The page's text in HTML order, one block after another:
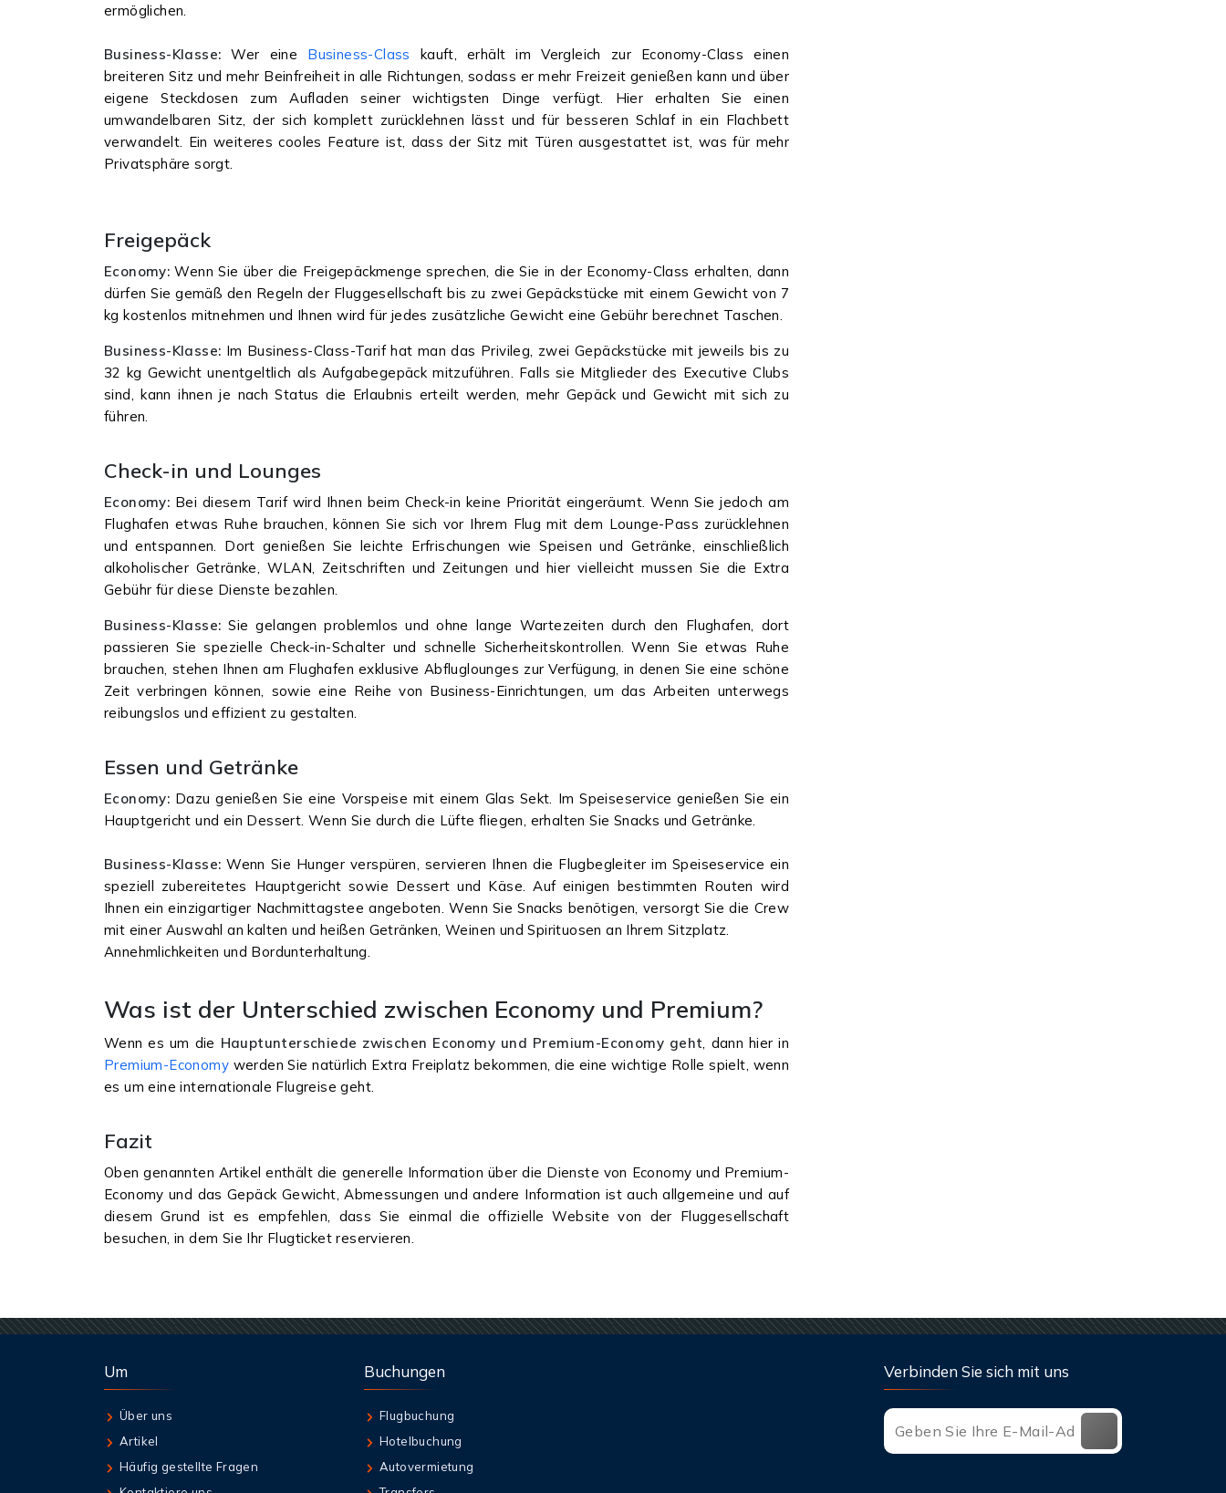
ermöglichen.
Business-Klasse:Wer eine Business-Class kauft, erhält im Vergleich zur Economy-Class einen
breiteren Sitz und mehr Beinfreiheit in alle Richtungen, sodass er mehr Freizeit genießen kann und über
eigene Steckdosen zum Aufladen seiner wichtigsten Dinge verfügt. Hier erhalten Sie einen
umwandelbaren Sitz, der sich komplett zurücklehnen lässt und für besseren Schlaf in ein Flachbett
verwandelt. Ein weiteres cooles Feature ist, dass der Sitz mit Türen ausgestattet ist, was für mehr
Privatsphäre sorgt.
Freigepäck
Economy:Wenn Sie über die Freigepäckmenge sprechen, die Sie in der Economy-Class erhalten, dann
dürfen Sie gemäß den Regeln der Fluggesellschaft bis zu zwei Gepäckstücke mit einem Gewicht von 7
kg kostenlos mitnehmen und Ihnen wird für jedes zusätzliche Gewicht eine Gebühr berechnet Taschen.
Business-Klasse: Im Business-Class-Tarif hat man das Privileg, zwei Gepäckstücke mit jeweils bis zu
32 kg Gewicht unentgeltlich als Aufgabegepäck mitzuführen. Falls sie Mitglieder des Executive Clubs
sind, kann ihnen je nach Status die Erlaubnis erteilt werden, mehr Gepäck und Gewicht mit sich zu
führen.
Check-in und Lounges
Economy: Bei diesem Tarif wird Ihnen beim Check-in keine Priorität eingeräumt. Wenn Sie jedoch am
Flughafen etwas Ruhe brauchen, können Sie sich vor Ihrem Flug mit dem Lounge-Pass zurücklehnen
und entspannen. Dort genießen Sie leichte Erfrischungen wie Speisen und Getränke, einschließlich
alkoholischer Getränke, WLAN, Zeitschriften und Zeitungen und hier vielleicht mussen Sie die Extra
Gebühr für diese Dienste bezahlen.
Business-Klasse:Sie gelangen problemlos und ohne lange Wartezeiten durch den Flughafen, dort
passieren Sie spezielle Check-in-Schalter und schnelle Sicherheitskontrollen. Wenn Sie etwas Ruhe
brauchen, stehen Ihnen am Flughafen exklusive Abfluglounges zur Verfügung, in denen Sie eine schöne
Zeit verbringen können, sowie eine Reihe von Business-Einrichtungen, um das Arbeiten unterwegs
reibungslos und effizient zu gestalten.
Essen und Getränke
Economy: Dazu genießen Sie eine Vorspeise mit einem Glas Sekt. Im Speiseservice genießen Sie ein
Hauptgericht und ein Dessert. Wenn Sie durch die Lüfte fliegen, erhalten Sie Snacks und Getränke.
Business-Klasse:Wenn Sie Hunger verspüren, servieren Ihnen die Flugbegleiter im Speiseservice ein
speziell zubereitetes Hauptgericht sowie Dessert und Käse. Auf einigen bestimmten Routen wird
Ihnen ein einzigartiger Nachmittagstee angeboten. Wenn Sie Snacks benötigen, versorgt Sie die Crew
mit einer Auswahl an kalten und heißen Getränken, Weinen und Spirituosen an Ihrem Sitzplatz.
Annehmlichkeiten und Bordunterhaltung.
Was ist der Unterschied zwischen Economy und Premium?
Wenn es um die Hauptunterschiede zwischen Economy und Premium-Economy geht , dann hier in
Premium-Economy werden Sie natürlich Extra Freiplatz bekommen, die eine wichtige Rolle spielt, wenn
es um eine internationale Flugreise geht.
Fazit
Oben genannten Artikel enthält die generelle Information über die Dienste von Economy und Premium-
Economy und das Gepäck Gewicht, Abmessungen und andere Information ist auch allgemeine und auf
diesem Grund ist es empfehlen, dass Sie einmal die offizielle Website von der Fluggesellschaft
besuchen, in dem Sie Ihr Flugticket reservieren.
Um
Über uns
Artikel
Häufig gestellte Fragen
Buchungen
Flugbuchung
Hotelbuchung
Autovermietung
Verbinden Sie sich mit uns